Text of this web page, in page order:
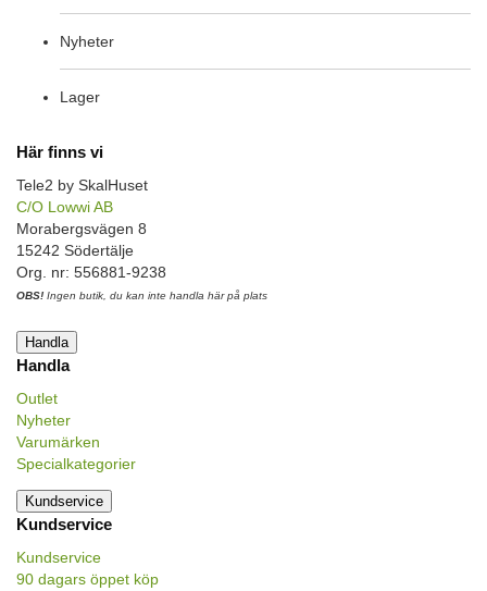
Nyheter
Lager
Här finns vi
Tele2 by SkalHuset
C/O Lowwi AB
Morabergsvägen 8
15242 Södertälje
Org. nr: 556881-9238
OBS! Ingen butik, du kan inte handla här på plats
Handla
Handla
Outlet
Nyheter
Varumärken
Specialkategorier
Kundservice
Kundservice
Kundservice
90 dagars öppet köp